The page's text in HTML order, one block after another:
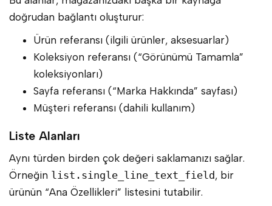
doğrudan bağlantı oluşturur:
Ürün referansı (ilgili ürünler, aksesuarlar)
Koleksiyon referansı (“Görünümü Tamamla”
koleksiyonları)
Sayfa referansı (“Marka Hakkında” sayfası)
Müşteri referansı (dahili kullanım)
Liste Alanları
Aynı türden birden çok değeri saklamanızı sağlar.
Örneğin list.single_line_text_field, bir
ürünün “Ana Özellikleri” listesini tutabilir.